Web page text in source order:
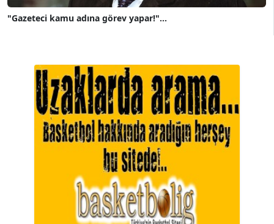
"Gazeteci kamu adına görev yapar!"...
A. BAHRİ VRESKALA
Köşe Yazarı